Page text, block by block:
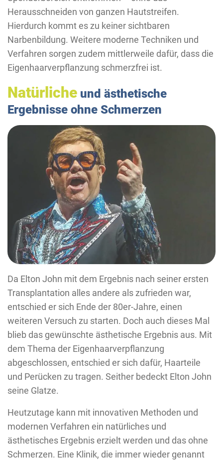
Herausschneiden von ganzen Hautstreifen.
Hierdurch kommt es zu keiner sichtbaren
Narbenbildung. Weitere moderne Techniken und
Verfahren sorgen zudem mittlerweile dafür, dass die
Eigenhaarverpflanzung schmerzfrei ist.
Natürliche und ästhetische
Ergebnisse ohne Schmerzen
Da Elton John mit dem Ergebnis nach seiner ersten
Transplantation alles andere als zufrieden war,
entschied er sich Ende der 80er-Jahre, einen
weiteren Versuch zu starten. Doch auch dieses Mal
blieb das gewünschte ästhetische Ergebnis aus. Mit
dem Thema der Eigenhaarverpflanzung
abgeschlossen, entschied er sich dafür, Haarteile
und Perücken zu tragen. Seither bedeckt Elton John
seine Glatze.
Heutzutage kann mit innovativen Methoden und
modernen Verfahren ein natürliches und
ästhetisches Ergebnis erzielt werden und das ohne
Schmerzen. Eine Klinik, die immer wieder genannt